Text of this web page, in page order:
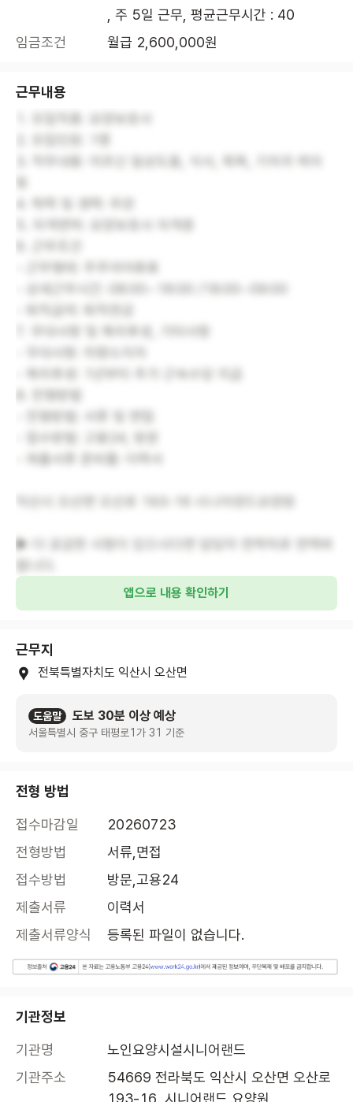
, 주 5일 근무, 평균근무시간 : 40
임금조건
월급 2,600,000원
근무내용
▶ 더 궁금한 사항이 있으시다면 담당자 연락처로 연락바
앱으로 내용 확인하기
근무지
전북특별자치도 익산시 오산면
도움말 도보 30분 이상 예상
서울특별시 중구 태평로1가 31 기준
전형 방법
접수마감일
20260723
전형방법
서류,면접
접수방법
방문,고용24
제출서류
이력서
제출서류양식
등록된 파일이 없습니다.
기관정보
기관명
노인요양시설시니어랜드
기관주소
54669 전라북도 익산시 오산면 오산로
193-16, 시니어랜드 요양원